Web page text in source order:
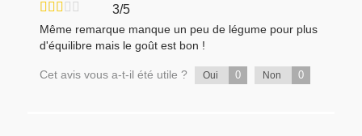
3/5
Même remarque manque un peu de légume pour plus
d'équilibre mais le goût est bon !
Cet avis vous a-t-il été utile ? Oui 0 Non 0